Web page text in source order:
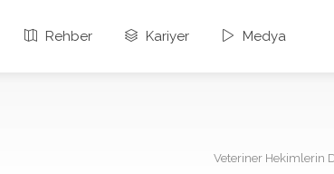
Rehber Kariyer Medya
Veteriner Hekimlerin